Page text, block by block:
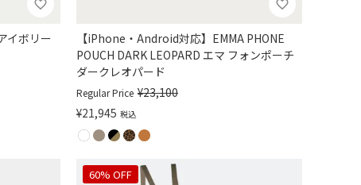
イボリー
【iPhone・Android対応】EMMA PHONE
POUCH DARK LEOPARD エマ フォンポーチ
ダークレオパード
Regular Price ¥23,100
¥21,945 税込
60% OFF